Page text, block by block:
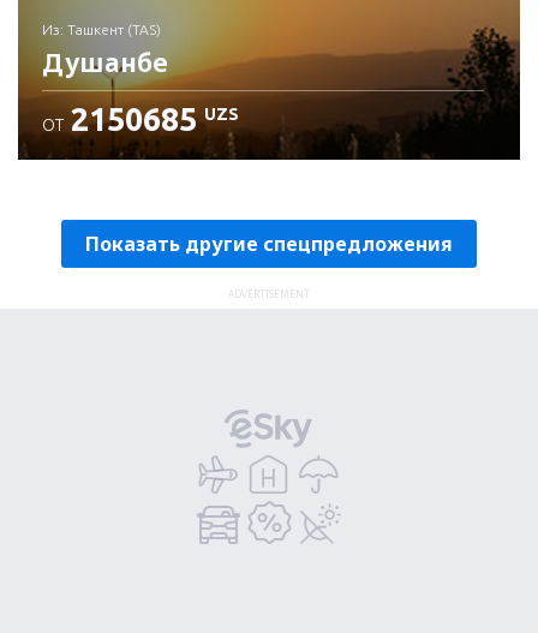
из: Ташкент (TAS)
Душанбе
ОТ 2150685 UZS
Показать другие спецпредложения
ADVERTISEMENT